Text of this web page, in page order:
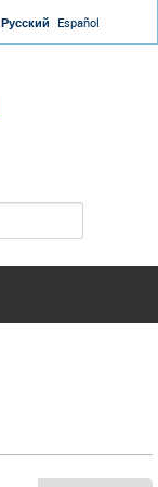
Русский Español